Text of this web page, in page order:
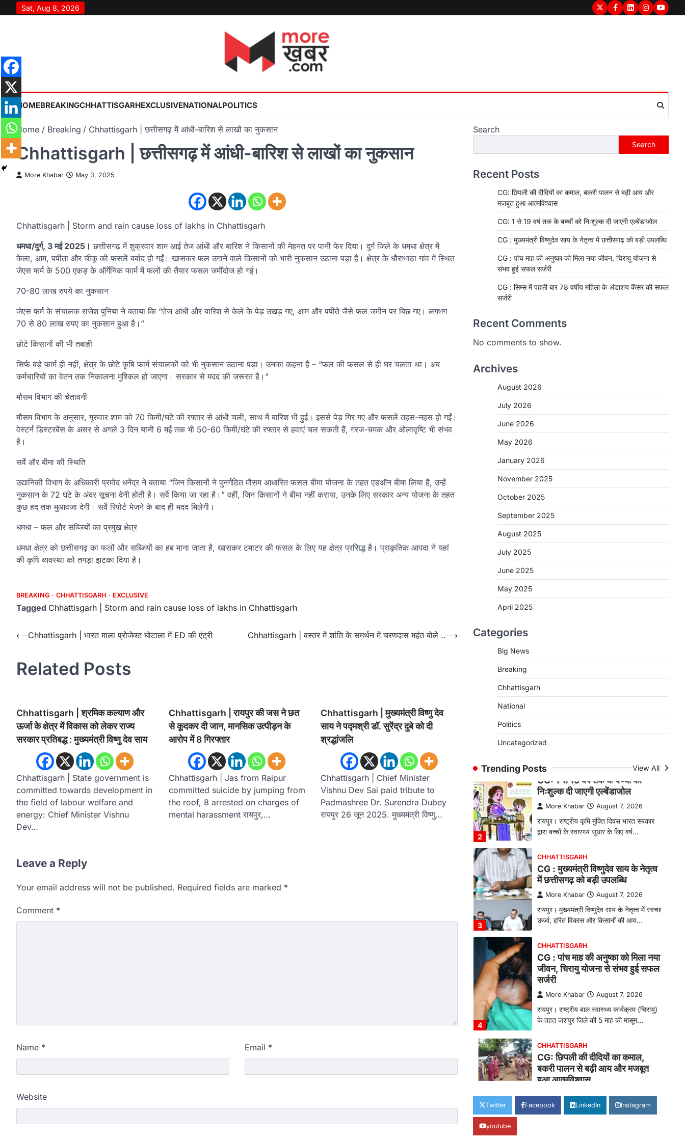
to
Sat, Aug 8, 2026
TwitterFacebook
LinkedInInstagram
HOMEBREAKINGCHHATTISGARHEXCLUSIVENATIONALPOLITICS
Home Breaking Chhattisgarh | छत्तीसगढ़ में आंधी-बारिश से लाखों का नुकसान
Chhattisgarh | छत्तीसगढ़ में आंधी-बारिश से लाखों का नुकसान
More Khabar May 3, 2025
Chhattisgarh | Storm and rain cause loss of lakhs in Chhattisgarh
धमधा/दुर्ग, 3 मई 2025। छत्तीसगढ़ में शुक्रवार शाम आई तेज आंधी और बारिश ने किसानों की मेहनत पर पानी फेर दिया। दुर्ग जिले के धमधा क्षेत्र में
केला, आम, पपीता और चीकू की फसलें बर्बाद हो गईं। खासकर फल उगाने वाले किसानों को भारी नुकसान उठाना पड़ा है। क्षेत्र के धौराभाठा गांव में स्थित
जेएस फर्म के 500 एकड़ के ऑर्गेनिक फार्म में फलों की तैयार फसल जमींदोज हो गई।
70-80 लाख रुपये का नुकसान
जेएस फर्म के संचालक राजेश पुनिया ने बताया कि “तेज आंधी और बारिश से केले के पेड़ उखड़ गए, आम और पपीते जैसे फल जमीन पर बिछ गए। लगभग
70 से 80 लाख रुपए का नुकसान हुआ है।”
छोटे किसानों की भी तबाही
सिर्फ बड़े फार्म ही नहीं, क्षेत्र के छोटे कृषि फार्म संचालकों को भी नुकसान उठाना पड़ा। उनका कहना है – “फल की फसल से ही घर चलता था। अब
कर्मचारियों का वेतन तक निकालना मुश्किल हो जाएगा। सरकार से मदद की जरूरत है।”
मौसम विभाग की चेतावनी
मौसम विभाग के अनुसार, गुरुवार शाम को 70 किमी/घंटे की रफ्तार से आंधी चली, साथ में बारिश भी हुई। इससे पेड़ गिर गए और फसलें तहस-नहस हो गईं।
वेस्टर्न डिस्टरबेंस के असर से अगले 3 दिन यानी 6 मई तक भी 50-60 किमी/घंटे की रफ्तार से हवाएं चल सकती हैं, गरज-चमक और ओलावृष्टि भी संभव
है।
सर्वे और बीमा की स्थिति
उद्यानिकी विभाग के अधिकारी प्रमोद धनेंद्र ने बताया “जिन किसानों ने पुनर्गठित मौसम आधारित फसल बीमा योजना के तहत एडऑन बीमा लिया है, उन्हें
नुकसान के 72 घंटे के अंदर सूचना देनी होती है। सर्वे किया जा रहा है।” वहीं, जिन किसानों ने बीमा नहीं कराया, उनके लिए सरकार अन्य योजना के तहत
कुछ हद तक मुआवजा देगी। सर्वे रिपोर्ट भेजने के बाद ही मदद मिलेगी।
धमधा – फल और सब्जियों का प्रमुख क्षेत्र
धमधा क्षेत्र को छत्तीसगढ़ का फलों और सब्जियों का हब माना जाता है, खासकर टमाटर की फसल के लिए यह क्षेत्र प्रसिद्ध है। प्राकृतिक आपदा ने यहां
की कृषि व्यवस्था को तगड़ा झटका दिया है।
BREAKING CHHATTISGARH EXCLUSIVE
Tagged Chhattisgarh | Storm and rain cause loss of lakhs in Chhattisgarh
Post
⟵Chhattisgarh | भारत माला प्रोजेक्ट घोटाला में ED की एंट्री Chhattisgarh | बस्तर में शांति के समर्थन में चरणदास महंत बोले ..⟶
Related Posts
Chhattisgarh | श्रमिक कल्याण और
ऊर्जा के क्षेत्र में विकास को लेकर राज्य
सरकार प्रतिबद्ध : मुख्यमंत्री विष्णु देव साय
Chhattisgarh | State government is
committed towards development in
the field of labour welfare and
energy: Chief Minister Vishnu
Dev…
Chhattisgarh | रायपुर की जस ने छत
से कूदकर दी जान, मानसिक उत्पीड़न के
आरोप में 8 गिरफ्तार
Chhattisgarh | Jas from Raipur
committed suicide by jumping from
the roof, 8 arrested on charges of
mental harassment रायपुर,…
Chhattisgarh | मुख्यमंत्री विष्णु देव
साय ने पद्मश्री डॉ. सुरेंद्र दुबे को दी
श्रद्धांजलि
Chhattisgarh | Chief Minister
Vishnu Dev Sai paid tribute to
Padmashree Dr. Surendra Dubey
रायपुर 26 जून 2025. मुख्यमंत्री विष्णु…
Leave a Reply
Your email address will not be published. Required fields are marked *
Comment *
Name * Email *
Website
Search
Search
Recent Posts
CG: छिपली की दीदियों का कमाल, बकरी पालन से बढ़ी आय और
मजबूत हुआ आत्मविश्वास
CG: 1 से 19 वर्ष तक के बच्चों को निःशुल्क दी जाएगी एल्बेंडाजोल
CG : मुख्यमंत्री विष्णुदेव साय के नेतृत्व में छत्तीसगढ़ को बड़ी उपलब्धि
CG : पांच माह की अनुष्का को मिला नया जीवन, चिरायु योजना से
संभव हुई सफल सर्जरी
CG : सिम्स में पहली बार 78 वर्षीय महिला के अंडाशय कैंसर की सफल
सर्जरी
Recent Comments
No comments to show.
Archives
August 2026
July 2026
June 2026
May 2026
January 2026
November 2025
October 2025
September 2025
August 2025
July 2025
June 2025
May 2025
April 2025
Categories
Big News
Breaking
Chhattisgarh
National
Politics
Uncategorized
Trending Posts View All
CHHATTISGARH
निःशुल्क दी जाएगी एल्बेंडाजोल
CHHATTISGARH
CG : मुख्यमंत्री विष्णुदेव साय के नेतृत्व
में छत्तीसगढ़ को बड़ी उपलब्धि
More Khabar
रायपुर। मुख्यमंत्री विष्णुदेव साय के नेतृत्व में स्वच्छ
ऊर्जा, हरित विकास और किसानों की आय…
CG : पांच माह की अनुष्का को मिला नया
CG: छिपली की दीदियों का कमाल,
बकरी पालन से बढ़ी आय और मजबूत
More Khabar August 7, 2026
रायपुर। ग्रामीण महिलाओं को आर्थिक रूप से
सशक्त बनाने की दिशा में जिले के नगरी…
2
CHHATTISGARH
CG: 1 से 19 वर्ष तक के बच्चों को
निःशुल्क दी जाएगी एल्बेंडाजोल
More Khabar August 7, 2026
रायपुर। राष्ट्रीय कृमि मुक्ति दिवस भारत सरकार
द्वारा बच्चों के स्वास्थ्य सुधार के लिए वर्ष…
3
CHHATTISGARH
CG : मुख्यमंत्री विष्णुदेव साय के नेतृत्व
में छत्तीसगढ़ को बड़ी उपलब्धि
More Khabar August 7, 2026
रायपुर। मुख्यमंत्री विष्णुदेव साय के नेतृत्व में स्वच्छ
ऊर्जा, हरित विकास और किसानों की आय…
4
CHHATTISGARH
CG : पांच माह की अनुष्का को मिला नया
जीवन, चिरायु योजना से संभव हुई सफल
सर्जरी
More Khabar August 7, 2026
रायपुर। राष्ट्रीय बाल स्वास्थ्य कार्यक्रम (चिरायु)
के तहत जशपुर जिले की 5 माह की मासूम…
1
CHHATTISGARH
CG: छिपली की दीदियों का कमाल,
बकरी पालन से बढ़ी आय और मजबूत
हुआ आत्मविश्वास
More Khabar August 7, 2026
रायपुर। ग्रामीण महिलाओं को आर्थिक रूप से
Twitter Facebook LinkedIn Instagram
youtube